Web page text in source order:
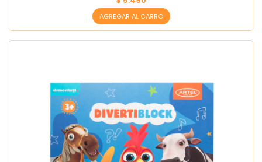
AGREGAR AL CARRO